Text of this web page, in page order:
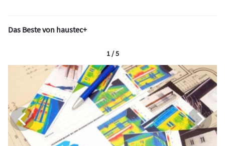
Das Beste von haustec+
1 / 5